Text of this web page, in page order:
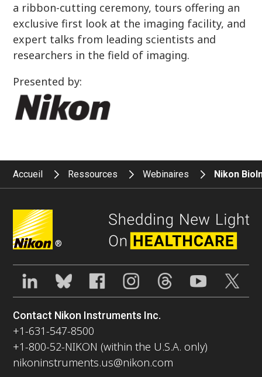
a ribbon-cutting ceremony, tours offering an
exclusive first look at the imaging facility, and
expert talks from leading scientists and
researchers in the field of imaging.
Presented by:
Accueil Ressources Webinaires Nikon
®
Contact Nikon Instruments Inc.
+1-631-547-8500
+1-800-52-NIKON (within the U.S.A. only)
nikoninstruments.us@nikon.com